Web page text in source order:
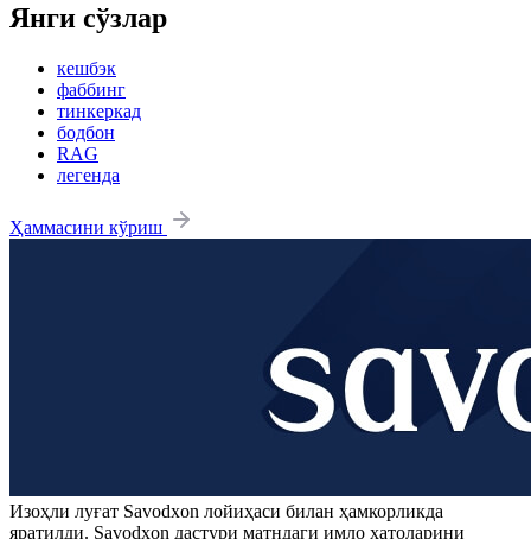
Янги сўзлар
кешбэк
фаббинг
тинкеркад
бодбон
RAG
легенда
Ҳаммасини кўриш
Изоҳли луғат Savodxon лойиҳаси билан ҳамкорликда
яратилди. Savodxon дастури матндаги имло хатоларини